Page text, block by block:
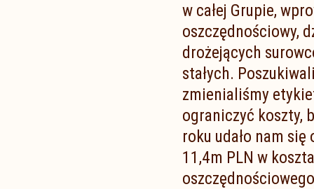
w całej Grupie,
oszczędnościowy,
drożejących
stałych.
zmienialiśmy
ograniczyć koszty,
roku udało nam
11,4m PLN w